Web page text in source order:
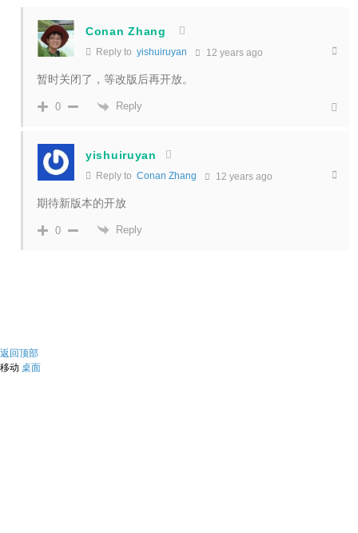
Conan Zhang
Reply to yishuiruyan 12 years ago
暂时关闭了，等改版后再开放。
0 Reply
yishuiruyan
Reply to Conan Zhang 12 years ago
期待新版本的开放
0 Reply
返回顶部
移动 桌面